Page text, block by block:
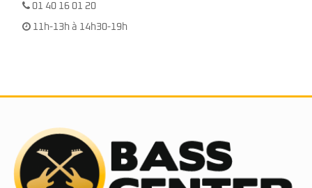
01 40 16 01 20
11h-13h à 14h30-19h